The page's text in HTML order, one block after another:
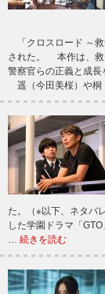
「クロスロード ～
された。 本作は、救
警察官らの正義と成長
遥（今田美桜）や
た。（※以下、ネタバ
した学園ドラマ「
… 続きを読む